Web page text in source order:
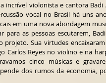
incrível violonista e cantora
vocal no Brasil há uns
em uma nova abordagem
para as pessoas escutarem,
projeto. Sua virtudes
Carlos Reyes no violino e na
cinco músicas e
dos rumos da economia,